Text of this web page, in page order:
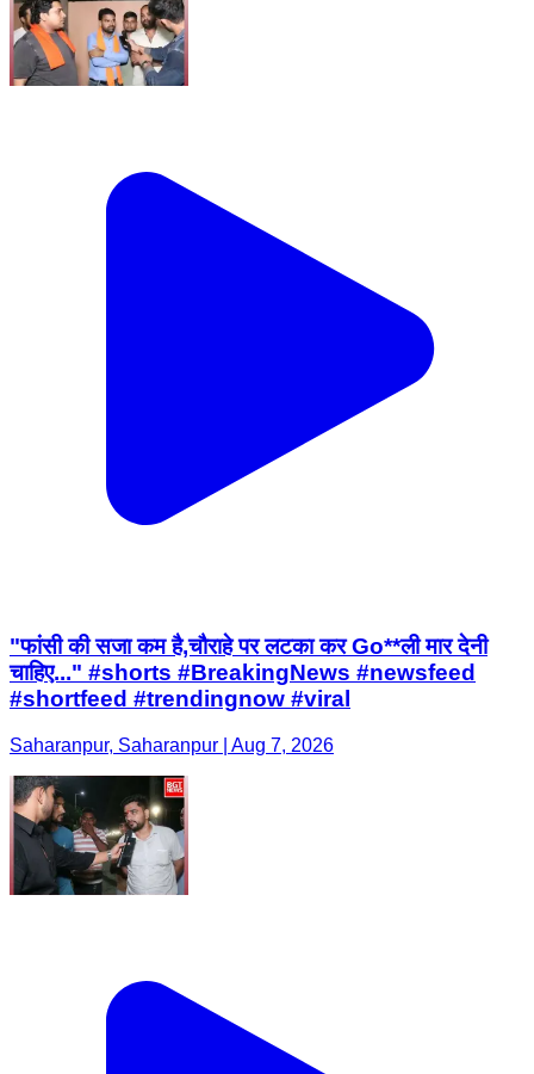
"फांसी की सजा कम है,चौराहे पर लटका कर Go**ली मार देनी
चाहिए..." #shorts #BreakingNews #newsfeed
#shortfeed #trendingnow #viral
Saharanpur, Saharanpur | Aug 7, 2026